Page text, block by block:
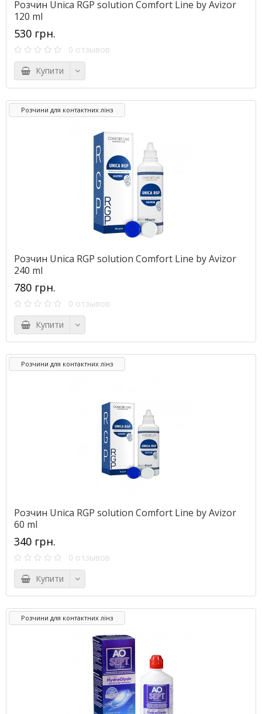
Розчин Unica RGP solution Comfort Line by Avizor
120 ml
530 грн.
0 отзывов
Купити
Розчини для контактних лінз
Розчин Unica RGP solution Comfort Line by Avizor
240 ml
780 грн.
0 отзывов
Купити
Розчини для контактних лінз
Розчин Unica RGP solution Comfort Line by Avizor
60 ml
340 грн.
0 отзывов
Купити
Розчини для контактних лінз